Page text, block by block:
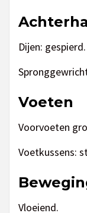
Dijen: gespierd.
Voeten
Voorvoeten
Voetkussens:
Vloeiend.